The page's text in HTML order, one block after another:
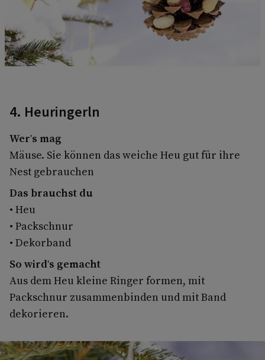
4. Heuringerln
Wer's mag
Mäuse. Sie können das weiche Heu gut für ihre
Nest gebrauchen
Das brauchst du
• Heu
• Packschnur
• Dekorband
So wird's gemacht
Aus dem Heu kleine Ringer formen, mit
Packschnur zusammenbinden und mit Band
dekorieren.